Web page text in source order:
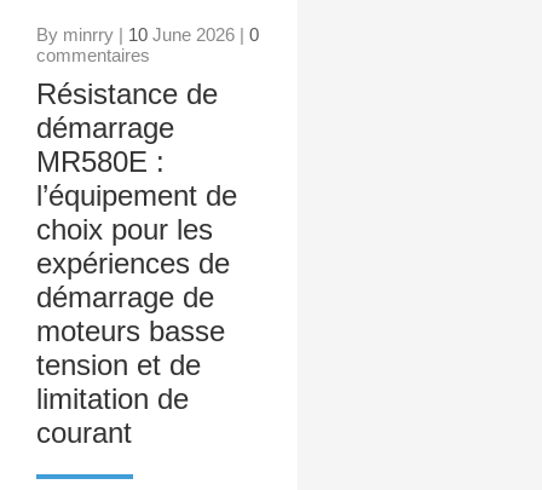
By minrry | 10 June 2026 | 0
commentaires
Résistance de
démarrage
MR580E :
l’équipement de
choix pour les
expériences de
démarrage de
moteurs basse
tension et de
limitation de
courant